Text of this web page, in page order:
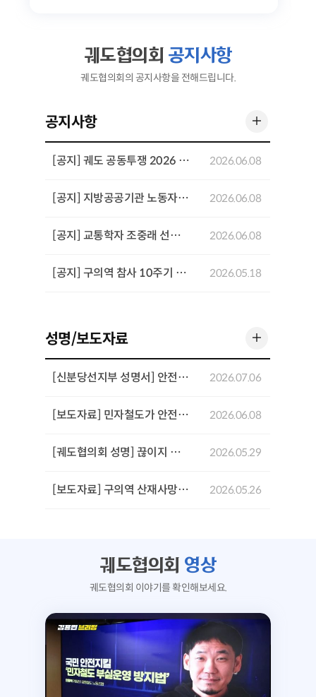
궤도협의회 공지사항
궤도협의회의 공지사항을 전해드립니다.
공지사항
[공지] 궤도 공동투쟁 2026 기념행사 개최 2026.06.08
[공지] 지방공공기관 노동자 공동투쟁 결의대회 개최 2026.06.08
[공지] 교통학자 조중래 선생 4주기 추념 좌담회 개최 2026.06.08
[공지] 구의역 참사 10주기 추모기간 주요 일정 2026.05.18
성명/보도자료
[신분당선지부 성명서] 안전과 전문성을 희생시키는 「UTO 고도화를 위한 운영인력 재설계 방안」을 반대한다 2026.07.06
[보도자료] 민자철도가 안전을 위협한다: GTX-A 삼성역 철근 누락 사태로 본 민자철도 안전문제 기자회견 2026.06.08
[궤도협의회 성명] 끊이지 않는 서울시의 참사,'안전 불감증'이 부른 서소문 고가 붕괴사고를 규탄한다! 2026.05.29
[보도자료] 구의역 산재사망 참사 10주기 추모문화제 및 서울시장후보 생명안전시민약속식 2026.05.26
궤도협의회 영상
궤도협의회 이야기를 확인해보세요.